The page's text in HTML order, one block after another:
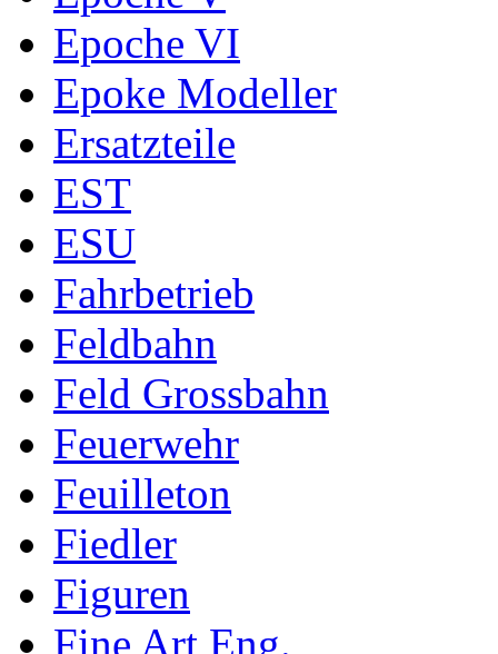
Epoche VI
Epoke Modeller
Ersatzteile
EST
ESU
Fahrbetrieb
Feldbahn
Feld Grossbahn
Feuerwehr
Feuilleton
Fiedler
Figuren
Fine Art Eng.